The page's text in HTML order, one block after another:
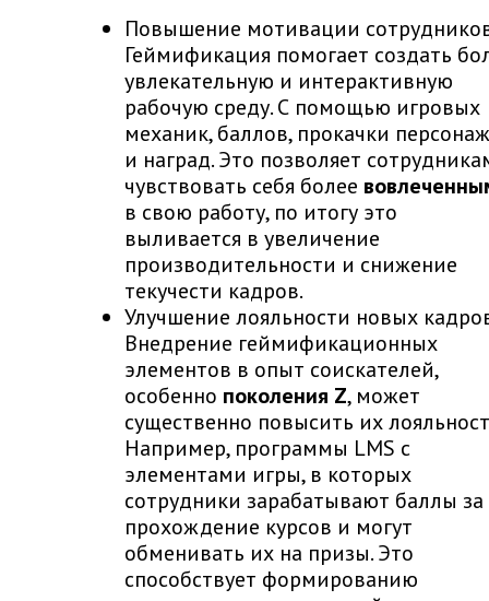
Повышение мотивации
Геймификация помогает создать
увлекательную и интерактивную
рабочую среду. С помощью игровых
механик, баллов, прокачки
и наград. Это позволяет
чувствовать себя более
в свою работу, по итогу это
выливается в увеличение
производительности и снижение
текучести кадров.
Улучшение лояльности новых
Внедрение геймификационных
элементов в опыт соискателей,
особенно поколения Z, может
существенно повысить их
Например, программы LMS с
элементами игры, в которых
сотрудники зарабатывают баллы за
прохождение курсов и могут
обменивать их на призы. Это
способствует формированию